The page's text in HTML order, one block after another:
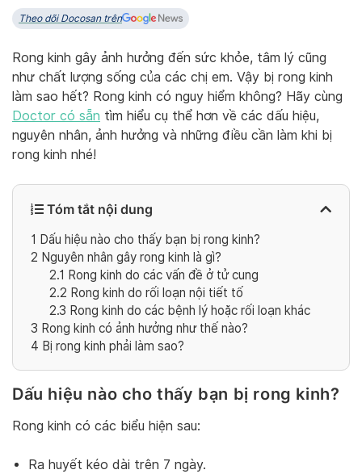
Theo dõi Docosan trên
Rong kinh gây ảnh hưởng đến sức khỏe, tâm lý cũng
như chất lượng sống của các chị em. Vậy bị rong kinh
làm sao hết? Rong kinh có nguy hiểm không? Hãy cùng
Doctor có sẵn tìm hiểu cụ thể hơn về các dấu hiệu,
nguyên nhân, ảnh hưởng và những điều cần làm khi bị
rong kinh nhé!
Tóm tắt nội dung
1 Dấu hiệu nào cho thấy bạn bị rong kinh?
2 Nguyên nhân gây rong kinh là gì?
2.1 Rong kinh do các vấn đề ở tử cung
2.2 Rong kinh do rối loạn nội tiết tố
2.3 Rong kinh do các bệnh lý hoặc rối loạn khác
3 Rong kinh có ảnh hưởng như thế nào?
4 Bị rong kinh phải làm sao?
Dấu hiệu nào cho thấy bạn bị rong kinh?
Rong kinh có các biểu hiện sau:
Ra huyết kéo dài trên 7 ngày.